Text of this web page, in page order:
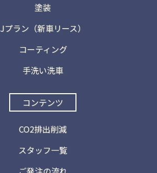
塗装
Jプラン（新車リース）
コーティング
手洗い洗車
コンテンツ
CO2排出削減
スタッフ一覧